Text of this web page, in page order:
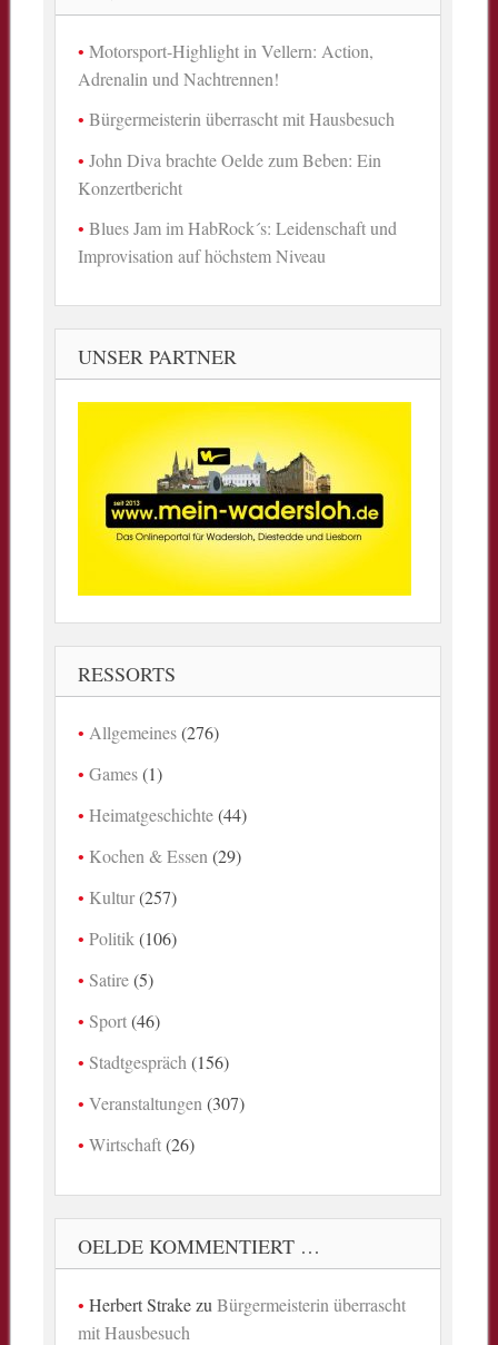
Motorsport-Highlight in Vellern: Action,
Adrenalin und Nachtrennen!
Bürgermeisterin überrascht mit Hausbesuch
John Diva brachte Oelde zum Beben: Ein
Konzertbericht
Blues Jam im HabRock´s: Leidenschaft und
Improvisation auf höchstem Niveau
UNSER PARTNER
RESSORTS
Allgemeines(276)
Games(1)
Heimatgeschichte(44)
Kochen & Essen (29)
Kultur(257)
Politik (106)
Satire(5)
Sport(46)
Stadtgespräch (156)
Veranstaltungen (307)
Wirtschaft(26)
OELDE KOMMENTIERT …
Herbert StrakezuBürgermeisterin überrascht
mit Hausbesuch